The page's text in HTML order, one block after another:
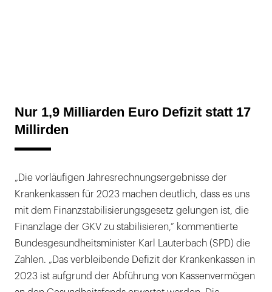
Nur 1,9 Milliarden Euro Defizit statt 17
Millirden
„Die vorläufigen Jahresrechnungsergebnisse der
Krankenkassen für 2023 machen deutlich, dass es uns
mit dem Finanzstabilisierungsgesetz gelungen ist, die
Finanzlage der GKV zu stabilisieren,“ kommentierte
Bundesgesundheitsminister Karl Lauterbach (SPD) die
Zahlen. „Das verbleibende Defizit der Krankenkassen in
2023 ist aufgrund der Abführung von Kassenvermögen